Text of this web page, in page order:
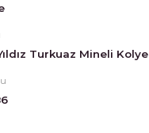
Turkuaz Mineli Kolye